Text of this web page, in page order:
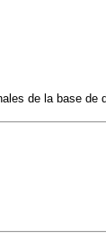
de la base de